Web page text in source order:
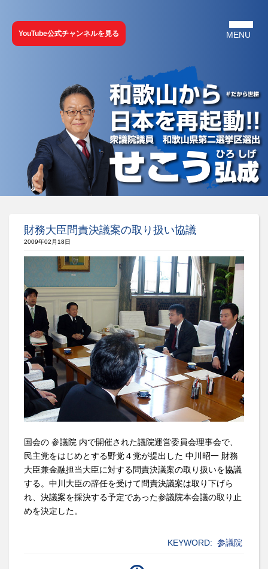
YouTube公式チャンネルを見る
財務大臣問責決議案の取り扱い協議
2009年02月18日
国会の 参議院 内で開催された議院運営委員会理事会で、
民主党をはじめとする野党４党が提出した 中川昭一 財務
大臣兼金融担当大臣に対する問責決議案の取り扱いを協議
する。中川大臣の辞任を受けて問責決議案は取り下げら
れ、決議案を採決する予定であった参議院本会議の取り止
めを決定した。
KEYWORD: 参議院